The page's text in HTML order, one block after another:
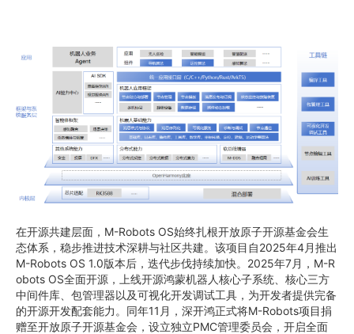
在开源共建层面，M-Robots OS始终扎根开放原子开源基金会生
态体系，稳步推进技术深耕与社区共建。该项目自2025年4月推出
M-Robots OS 1.0版本后，迭代步伐持续加快。2025年7月，M-R
obots OS全面开源，上线开源鸿蒙机器人核心子系统、核心三方
中间件库、包管理器以及可视化开发调试工具，为开发者提供完备
的开源开发配套能力。同年11月，深开鸿正式将M-Robots项目捐
赠至开放原子开源基金会，设立独立PMC管理委员会，开启全面